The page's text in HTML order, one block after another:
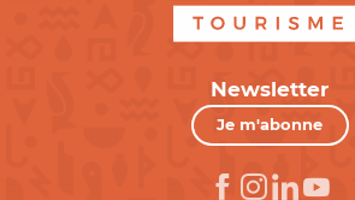
Newsletter
Je m'abonne